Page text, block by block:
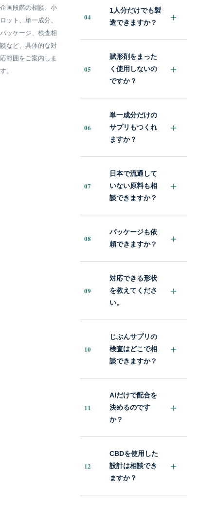
企画段階の相談、小
ロット、単一成分、
パッケージ、検査相
談など、具体的な対
応範囲をご案内しま
す。
04
1人分だけでも製
造できますか？
＋
05
賦形剤をまった
く使用しないの
ですか？
＋
06
単一成分だけの
サプリもつくれ
ますか？
＋
07
日本で流通して
いない原料も相
談できますか？
＋
08
パッケージも依
頼できますか？
＋
09
対応できる形状
を教えてくださ
い。
＋
10
じぶんサプリの
検査はどこで相
談できますか？
＋
11
AIだけで配合を
決めるのです
か？
＋
12
CBDを使用した
設計は相談でき
ますか？
＋